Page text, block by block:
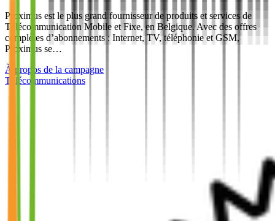
Proximus est le plus grand fournisseur de produits et services de
Télécommunication Mobile et Fixe, en Belgique. Avec des offres
complètes d’abonnements : Internet, TV, téléphonie et GSM,
Proximus se…
À propos de la campagne
Télécommunications